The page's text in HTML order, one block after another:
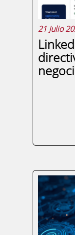
21 Julio
La
que les